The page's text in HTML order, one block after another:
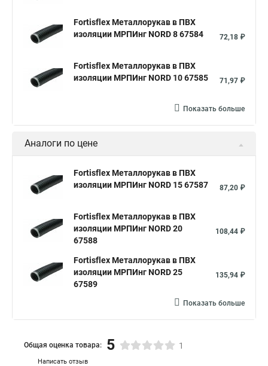
Fortisflex Металлорукав в ПВХ
изоляции МРПИнг NORD 8 67584
72,18 ₽
Fortisflex Металлорукав в ПВХ
изоляции МРПИнг NORD 10 67585
71,97 ₽
Показать больше
Аналоги по цене
Fortisflex Металлорукав в ПВХ
изоляции МРПИнг NORD 15 67587
87,20 ₽
Fortisflex Металлорукав в ПВХ
изоляции МРПИнг NORD 20
67588
108,44 ₽
Fortisflex Металлорукав в ПВХ
изоляции МРПИнг NORD 25
67589
135,94 ₽
Показать больше
Написать отзыв
Общая оценка товара: 5 1